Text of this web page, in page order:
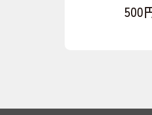
500